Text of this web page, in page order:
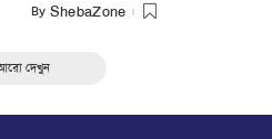
By ShebaZone
দেখুন